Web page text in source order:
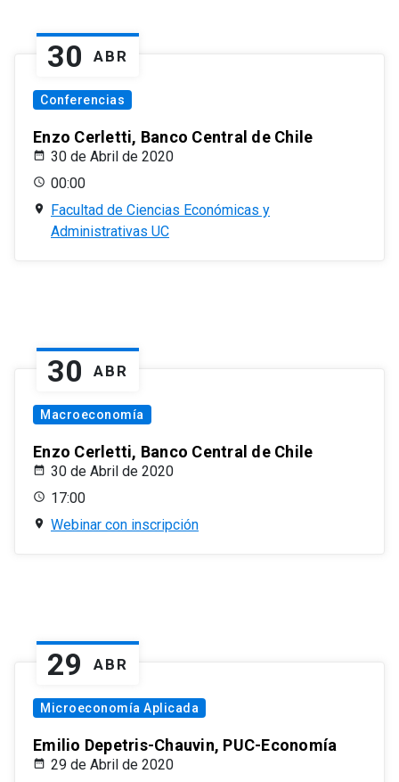
30 ABR
Conferencias
Enzo Cerletti, Banco Central de Chile
30 de Abril de 2020
00:00
Facultad de Ciencias Económicas y
Administrativas UC
30 ABR
Macroeconomía
Enzo Cerletti, Banco Central de Chile
30 de Abril de 2020
17:00
Webinar con inscripción
29 ABR
Microeconomía Aplicada
Emilio Depetris-Chauvin, PUC-Economía
29 de Abril de 2020